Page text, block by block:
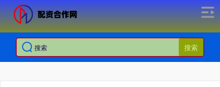
搜索